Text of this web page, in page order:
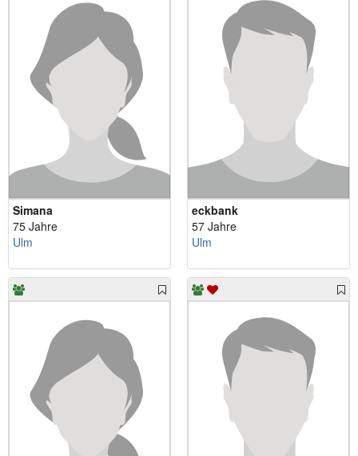
Simana
75 Jahre
Ulm
eckbank
57 Jahre
Ulm